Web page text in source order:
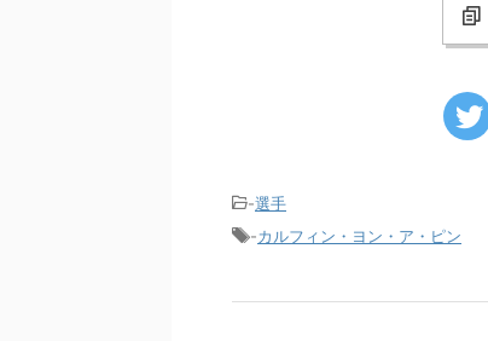
-選手
-カルフィン・ヨン・ア・ピン